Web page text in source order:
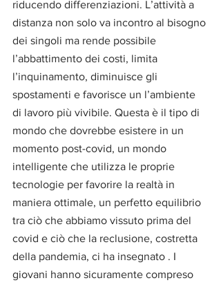
riducendo differenziazioni. L’attività a
distanza non solo va incontro al bisogno
dei singoli ma rende possibile
l’abbattimento dei costi, limita
l’inquinamento, diminuisce gli
spostamenti e favorisce un l’ambiente
di lavoro più vivibile. Questa è il tipo di
mondo che dovrebbe esistere in un
momento post-covid, un mondo
intelligente che utilizza le proprie
tecnologie per favorire la realtà in
maniera ottimale, un perfetto equilibrio
tra ciò che abbiamo vissuto prima del
covid e ciò che la reclusione, costretta
della pandemia, ci ha insegnato . I
giovani hanno sicuramente compreso